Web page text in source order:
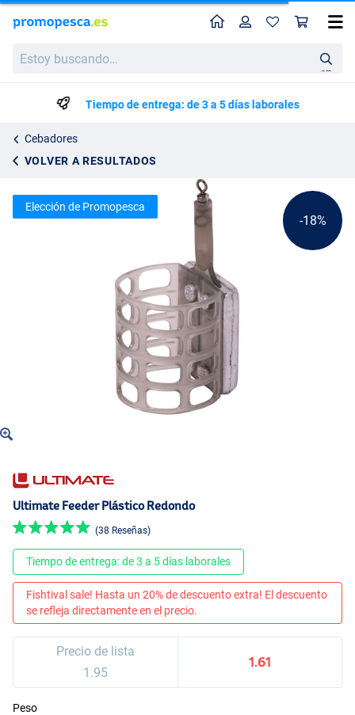
buscando…
en
Perfil
Tiempo de entrega: de 3 a 5 días laborales
Cebadores
VOLVER A RESULTADOS
Ultimate Feeder Plástico Redondo
1.95
-18%
Elección de Promopesca
Ultimate Feeder Plástico Redondo
(38 Reseñas)
Tiempo de entrega: de 3 a 5 días laborales
Fishtival sale! Hasta un 20% de descuento extra! El descuento
se refleja directamente en el precio.
Precio de lista
1.95
1.61
Peso